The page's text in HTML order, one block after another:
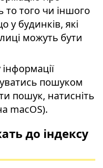
то того чи іншого
у будинків, які
можуть бути
пошуком
пошук, натисніть
macOS).
до індексу